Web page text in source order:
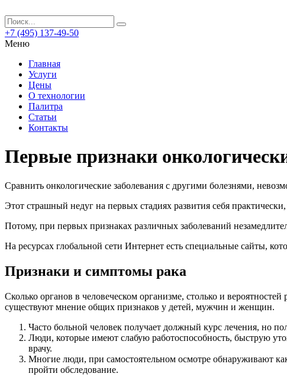
+7 (495) 137-49-50
Меню
Главная
Услуги
Цены
О технологии
Палитра
Статьи
Контакты
Первые признаки
Сравнить онкологические заболевания с другими болезнями,
Этот страшный недуг на первых стадиях развития себя
Потому, при первых признаках различных заболеваний
На ресурсах глобальной сети Интернет есть специальные сайты,
Признаки и симптомы рака
Сколько органов в человеческом организме, столько и
существуют мнение общих признаков у детей, мужчин и женщин.
Часто больной человек получает должный курс лечения, но
Люди, которые имеют слабую работоспособность, быструю
врачу.
Многие люди, при самостоятельном осмотре обнаруживают
пройти обследование.